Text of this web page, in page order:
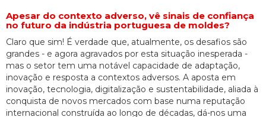
Apesar do contexto adverso, vê sinais de confiança
no futuro da indústria portuguesa de moldes?
Claro que sim! É verdade que, atualmente, os desafios são
grandes - e agora agravados por esta situação inesperada -
mas o setor tem uma notável capacidade de adaptação,
inovação e resposta a contextos adversos. A aposta em
inovação, tecnologia, digitalização e sustentabilidade, aliada à
conquista de novos mercados com base numa reputação
internacional construída ao longo de décadas, dá-nos uma